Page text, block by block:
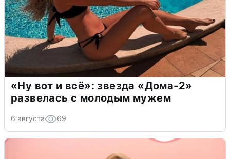
«Ну вот и всё»: звезда «Дома-2»
развелась с молодым мужем
6 августа 69